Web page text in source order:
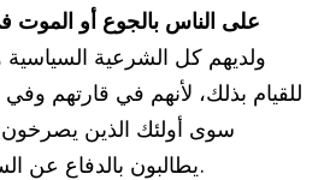
على الناس بالجوع أو الموت
ولديهم كل الشرعية السياسية
للقيام بذلك، لأنهم في قارتهم وفي
سوى أولئك الذين
يطالبون بالدفاع عن السيادة والحدود الوطنية.